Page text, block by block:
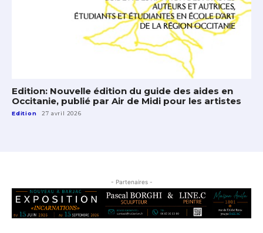
Edition: Nouvelle édition du guide des aides en
Occitanie, publié par Air de Midi pour les artistes
Edition 27 avril 2026
- Partenaires -